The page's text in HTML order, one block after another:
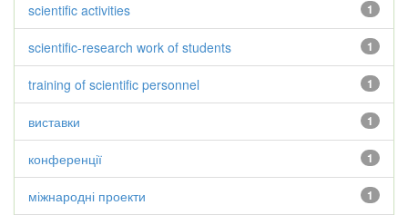
1
scientific activities
1
scientific-research work of students
1
training of scientific personnel
1
виставки
1
конференції
1
міжнародні проекти